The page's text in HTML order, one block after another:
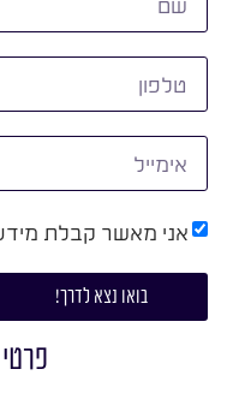
אני מאשר קבלת
בואו נצא לדרך!